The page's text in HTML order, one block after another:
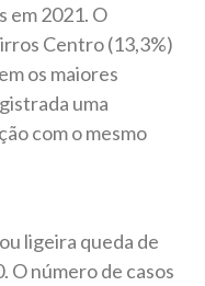
em 2021. O
Centro (13,3%)
os maiores
uma
com o mesmo
ligeira queda de
O número de casos